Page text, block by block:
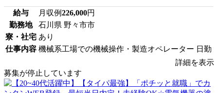
給与 月収例226,000円
勤務地
石川県 野々市市
寮・社宅 あり
仕事内容 機械系工場での機械操作・製造オペレーター 日勤
詳細を表示
募集が停止しています